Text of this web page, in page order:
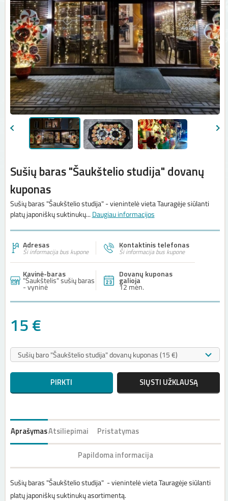
Sušių baras "Šaukštelio studija" dovanų
kuponas
Sušių baras "Šaukštelio studija" - vienintelė vieta Tauragėje siūlanti
platų japoniškų suktinukų... Daugiau informacijos
Adresas
Ši informacija bus kupone
Kontaktinis telefonas
Ši informacija bus kupone
Kavinė-baras
"Šaukštelis" sušių baras
- vyninė
Dovanų kuponas
galioja
12 mėn.
15 €
PIRKTI SIŲSTI UŽKLAUSĄ
AprašymasAtsiliepimai Pristatymas
Papildoma informacija
Sušių baras "Šaukštelio studija" - vienintelė vieta Tauragėje siūlanti
platų japoniškų suktinukų asortimentą.